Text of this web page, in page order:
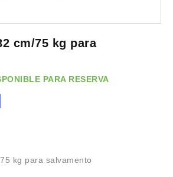
cm/75 kg para
PARA RESERVA
kg para salvamento